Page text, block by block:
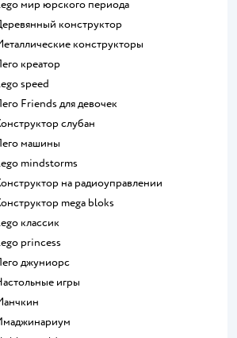
Lego мир юрского периода
Деревянный конструктор
Металлические конструкторы
Лего креатор
Lego speed
Лего Friends для девочек
Конструктор слубан
Лего машины
Lego mindstorms
Конструктор на радиоуправлении
Конструктор mega bloks
Lego классик
Lego princess
Лего джуниорс
Настольные игры
Манчкин
Имаджинариум